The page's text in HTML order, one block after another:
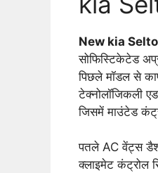
New kia
सोफिस्टिकेटेड
पिछले मॉडल से
टेक्नोलॉजिकली
जिसमें माउंटेड
पतले AC वेंट्स
क्लाइमेट कंट्रोल